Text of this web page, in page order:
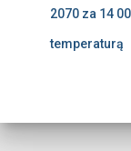
2070 za 14
temperaturą